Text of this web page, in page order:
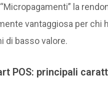
“Micropagamenti” la
vantaggiosa per chi
di basso valore.
POS: principali